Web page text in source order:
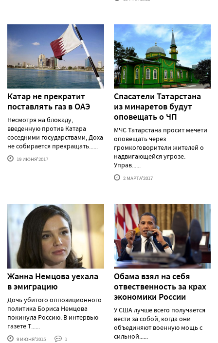
Катар не прекратит
поставлять газ в ОАЭ
Несмотря на блокаду,
введенную против Катара
соседними государствами, Доха
не собирается прекращать......
19 ИЮНЯ'2017
Спасатели Татарстана
из минаретов будут
оповещать о ЧП
МЧС Татарстана просит мечети
оповещать через
громкоговорители жителей о
надвигающейся угрозе.
Управ......
2 МАРТА'2017
Жанна Немцова уехала
в эмиграцию
Дочь убитого оппозиционного
политика Бориса Немцова
покинула Россию. В интервью
газете T......
9 ИЮНЯ'2015 1
Обама взял на себя
отвественность за крах
экономики России
У США лучше всего получается
вести за собой, когда они
объединяют военную мощь с
сильной......